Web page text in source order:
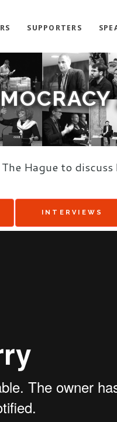
SUPPORTERS
Hague to
INTERVIEWS